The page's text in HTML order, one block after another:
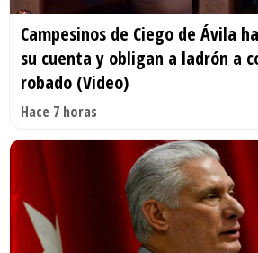
Campesinos de Ciego de Ávila
su cuenta y obligan a ladrón a
robado (Video)
Hace 7 horas